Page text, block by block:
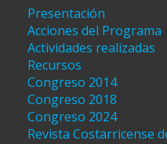
Presentación
Acciones del Programa
Actividades realizadas
Recursos
Congreso 2014
Congreso 2018
Congreso 2024
Revista Costarricense